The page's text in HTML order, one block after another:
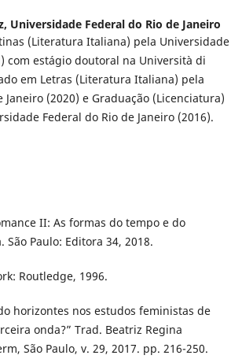
Universidade Federal do Rio de Janeiro
(Literatura Italiana) pela Universidade
com estágio doutoral na Università di
em Letras (Literatura Italiana) pela
(2020) e Graduação (Licenciatura)
Federal do Rio de Janeiro (2016).
II: As formas do tempo e do
Paulo: Editora 34, 2018.
Routledge, 1996.
horizontes nos estudos feministas de
onda?” Trad. Beatriz Regina
São Paulo, v. 29, 2017. pp. 216-250.